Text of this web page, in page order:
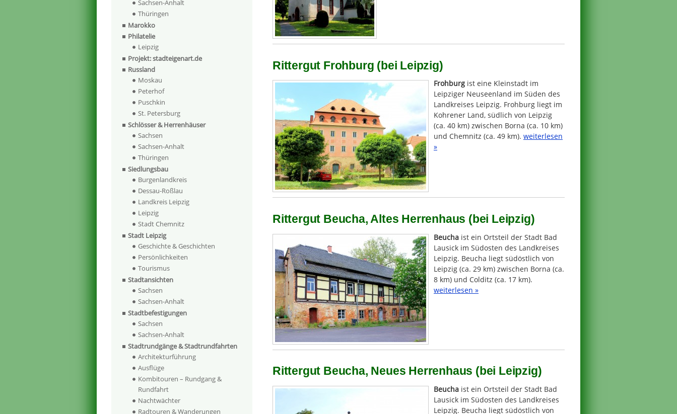
Rittergut Frohburg (bei Leipzig)
Frohburg ist eine Kleinstadt im
Leipziger Neuseenland im Süden des
Landkreises Leipzig. Frohburg liegt im
Kohrener Land, südlich von Leipzig
(ca. 40 km) zwischen Borna (ca. 10 km)
und Chemnitz (ca. 49 km). weiterlesen
»
Rittergut Beucha, Altes Herrenhaus (bei Leipzig)
Beucha ist ein Ortsteil der Stadt Bad
Lausick im Südosten des Landkreises
Leipzig. Beucha liegt südöstlich von
Leipzig (ca. 29 km) zwischen Borna (ca.
8 km) und Colditz (ca. 17 km).
weiterlesen »
Rittergut Beucha, Neues Herrenhaus (bei Leipzig)
Beucha ist ein Ortsteil der Stadt Bad
Lausick im Südosten des Landkreises
Leipzig. Beucha liegt südöstlich von
Sachsen-Anhalt
Thüringen
Marokko
Philatelie
Leipzig
Projekt: stadteigenart.de
Russland
Moskau
Peterhof
Puschkin
St. Petersburg
Schlösser & Herrenhäuser
Sachsen
Sachsen-Anhalt
Thüringen
Siedlungsbau
Burgenlandkreis
Dessau-Roßlau
Landkreis Leipzig
Leipzig
Stadt Chemnitz
Stadt Leipzig
Geschichte & Geschichten
Persönlichkeiten
Tourismus
Stadtansichten
Sachsen
Sachsen-Anhalt
Stadtbefestigungen
Sachsen
Sachsen-Anhalt
Stadtrundgänge & Stadtrundfahrten
Architekturführung
Ausflüge
Kombitouren – Rundgang &
Rundfahrt
Nachtwächter
Radtouren & Wanderungen